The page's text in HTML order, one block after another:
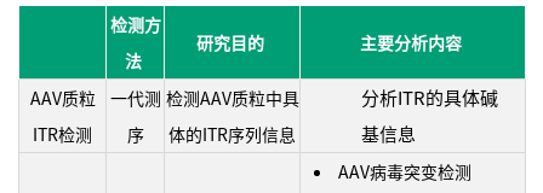
检测方
法
研究目的 主要分析内容
AAV质粒
ITR检测
一代测
序
检测AAV质粒中具
体的ITR序列信息
分析ITR的具体碱
基信息
AAV病毒突变检测